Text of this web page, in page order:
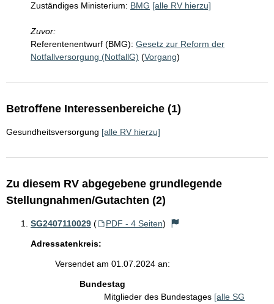
Zuständiges Ministerium: BMG [alle RV hierzu]
Zuvor:
Referentenentwurf (BMG): Gesetz zur Reform der
Notfallversorgung (NotfallG) (Vorgang)
Betroffene Interessenbereiche (1)
Gesundheitsversorgung [alle RV hierzu]
Zu diesem RV abgegebene grundlegende
Stellungnahmen/Gutachten (2)
SG2407110029 ( PDF - 4 Seiten)
Adressatenkreis:
Versendet am 01.07.2024 an:
Bundestag
Mitglieder des Bundestages [alle SG